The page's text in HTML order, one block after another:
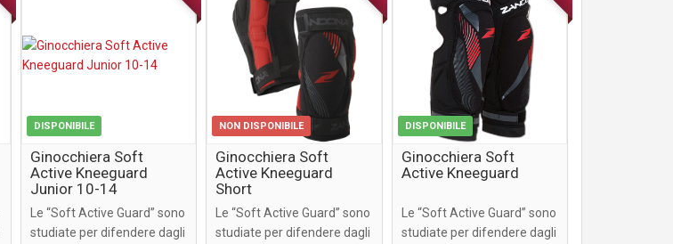
DISPONIBILE
Ginocchiera Soft
Active Kneeguard
Junior 10-14
Le “Soft Active Guard” sono
studiate per difendere dagli
NON DISPONIBILE
Ginocchiera Soft
Active Kneeguard
Short
Le “Soft Active Guard” sono
studiate per difendere dagli
DISPONIBILE
Ginocchiera Soft
Active Kneeguard
Le “Soft Active Guard” sono
studiate per difendere dagli